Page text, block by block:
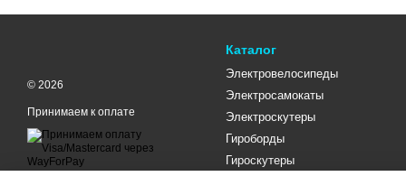
© 2026
Принимаем к оплате
Каталог
Электровелосипеды
Электросамокаты
Электроскутеры
Гироборды
Гироскутеры